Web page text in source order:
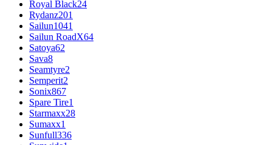
Royal Black24
Rydanz201
Sailun1041
Sailun RoadX64
Satoya62
Sava8
Seamtyre2
Semperit2
Sonix867
Spare Tire1
Starmaxx28
Sumaxx1
Sunfull336